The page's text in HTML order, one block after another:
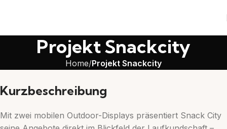
Projekt Snackcity
Home Projekt Snackcity
Kurzbeschreibung
Mit zwei mobilen Outdoor-Displays präsentiert Snack City